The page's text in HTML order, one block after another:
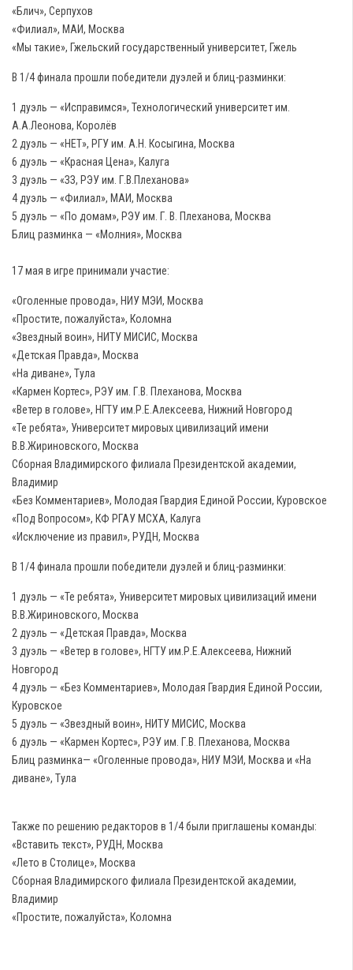
«Блич», Серпухов
«Филиал», МАИ, Москва
«Мы такие», Гжельский государственный университет, Гжель
В 1/4 финала прошли победители дуэлей и блиц-разминки:
1 дуэль — «Исправимся», Технологический университет им.
А.А.Леонова, Королёв
2 дуэль — «НЕТ», РГУ им. А.Н. Косыгина, Москва
6 дуэль — «Красная Цена», Калуга
3 дуэль — «ЗЗ, РЭУ им. Г.В.Плеханова»
4 дуэль — «Филиал», МАИ, Москва
5 дуэль — «По домам», РЭУ им. Г. В. Плеханова, Москва
Блиц разминка — «Молния», Москва
17 мая в игре принимали участие:
«Оголенные провода», НИУ МЭИ, Москва
«Простите, пожалуйста», Коломна
«Звездный воин», НИТУ МИСИС, Москва
«Детская Правда», Москва
«На диване», Тула
«Кармен Кортес», РЭУ им. Г.В. Плеханова, Москва
«Ветер в голове», НГТУ им.Р.Е.Алексеева, Нижний Новгород
«Те ребята», Университет мировых цивилизаций имени
В.В.Жириновского, Москва
Сборная Владимирского филиала Президентской академии,
Владимир
«Без Комментариев», Молодая Гвардия Единой России, Куровское
«Под Вопросом», КФ РГАУ МСХА, Калуга
«Исключение из правил», РУДН, Москва
В 1/4 финала прошли победители дуэлей и блиц-разминки:
1 дуэль — «Те ребята», Университет мировых цивилизаций имени
В.В.Жириновского, Москва
2 дуэль — «Детская Правда», Москва
3 дуэль — «Ветер в голове», НГТУ им.Р.Е.Алексеева, Нижний
Новгород
4 дуэль — «Без Комментариев», Молодая Гвардия Единой России,
Куровское
5 дуэль — «Звездный воин», НИТУ МИСИС, Москва
6 дуэль — «Кармен Кортес», РЭУ им. Г.В. Плеханова, Москва
Блиц разминка— «Оголенные провода», НИУ МЭИ, Москва и «На
диване», Тула
Также по решению редакторов в 1/4 были приглашены команды:
«Вставить текст», РУДН, Москва
«Лето в Столице», Москва
Сборная Владимирского филиала Президентской академии,
Владимир
«Простите, пожалуйста», Коломна